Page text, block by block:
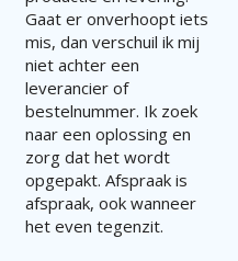
Gaat er onverhoopt iets
mis, dan verschuil ik mij
niet achter een
leverancier of
bestelnummer. Ik zoek
naar een oplossing en
zorg dat het wordt
opgepakt. Afspraak is
afspraak, ook wanneer
het even tegenzit.